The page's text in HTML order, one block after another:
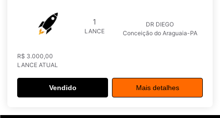
1
LANCE
DR DIEGO
Conceição do Araguaia-PA
R$ 3.000,00
LANCE ATUAL
Vendido Mais detalhes